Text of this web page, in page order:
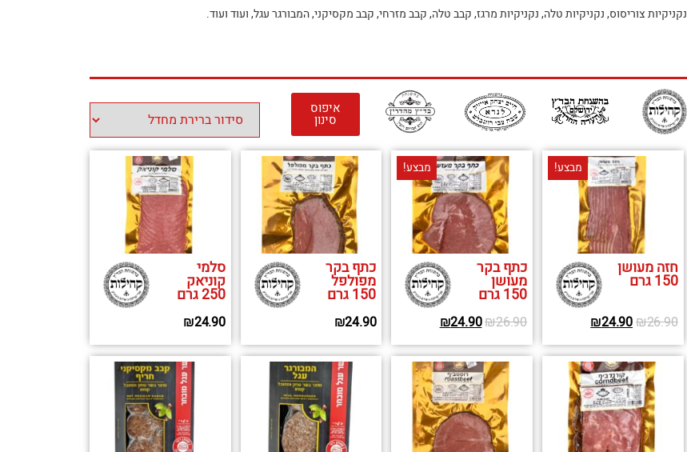
צוריסוס, נקניקיות טלה, נקניקיות מרגז, קבב טלה, קבב מזרחי, קבב מקסיקני, המבורגר עגל, ועוד ועוד.
איפוס
סינון
מבצע!
חזה מעושן
150 גרם
₪26.90
₪24.90
מבצע!
כתף בקר
מעושן
150 גרם
₪26.90
₪24.90
כתף בקר
מפולפל
150 גרם
₪24.90
סלמי
קוניאק
250 גרם
₪24.90